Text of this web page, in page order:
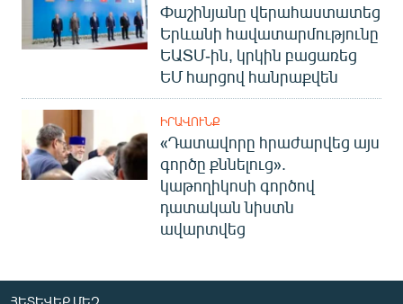
Փաշինյանը վերահաստատեց
Երևանի հավատարմությունը
ԵԱՏՄ-ին, կրկին բացառեց
ԵՄ հարցով հանրաքվեն
ԻՐԱՎՈՒՆՔ
«Դատավորը հրաժարվեց այս
գործը քննելուց».
կաթողիկոսի գործով
դատական նիստն
ավարտվեց
ՀԵՏԵՎԵՔ ՄԵԶ